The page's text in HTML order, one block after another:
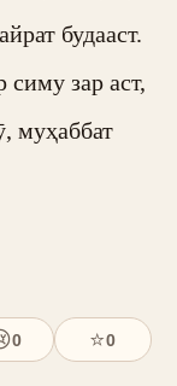
будааст.
симу зар аст,
муҳаббат
0 ⭐0